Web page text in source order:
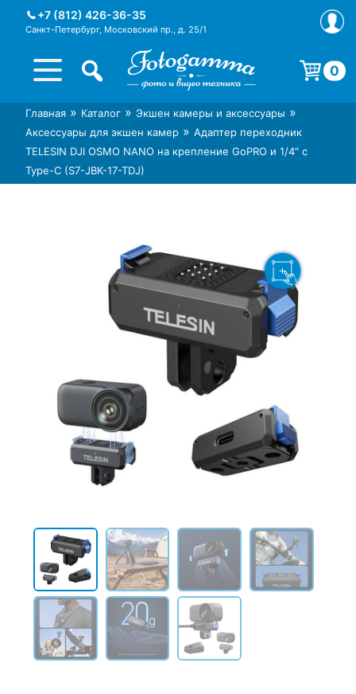
+7 (812) 426-36-35
Санкт-Петербург, Московский пр., д. 25/1
Интернет-магазин фототехники
Foto-Gamma в СПб
Магазин фотоаксессуаров foto-
gamma.ru
0
Корзина пуста.
Главная » Каталог » Экшен камеры и аксессуары »
Аксессуары для экшен камер » Адаптер переходник
TELESIN DJI OSMO NANO на крепление GoPRO и 1/4″ с
Type-C (S7-JBK-17-TDJ)